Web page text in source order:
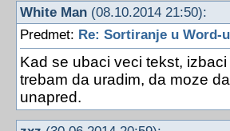
White Man(08.10.2014 21:50):
Predmet: Re: Sortiranje u Word-u
Kad se ubaci veci tekst,
trebam da uradim, da moze
unapred.